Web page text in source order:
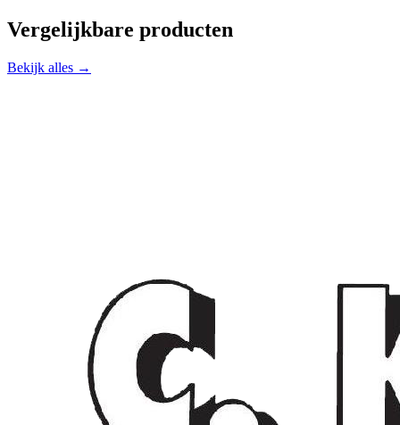
Vergelijkbare producten
Bekijk alles →